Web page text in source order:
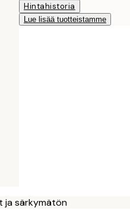
Hintahistoria
Lue lisää tuotteistamme
ja särkymätön